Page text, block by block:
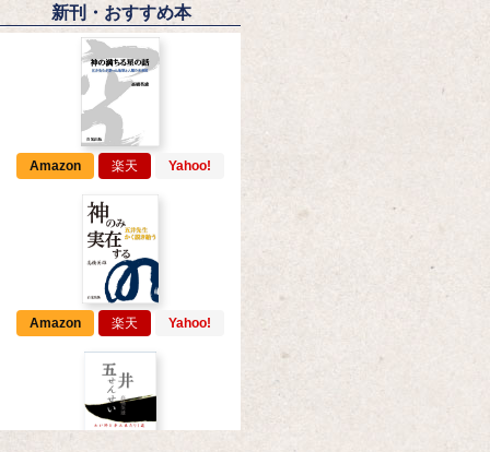
新刊・おすすめ本
Amazon 楽天 Yahoo!
Amazon 楽天 Yahoo!